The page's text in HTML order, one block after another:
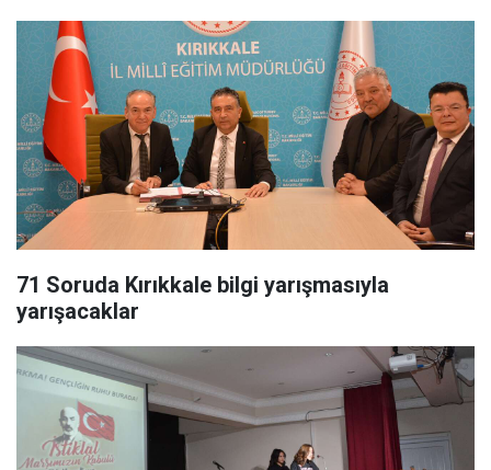
71 Soruda Kırıkkale bilgi yarışmasıyla
yarışacaklar